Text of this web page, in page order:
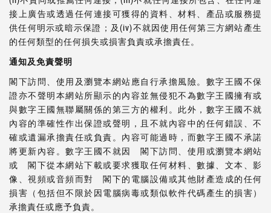
接上廣告或透過任何連接可獲得的資料、材料、產品或服務提
供任何明示或暗示保證；及(iv)不就因使用任何第三方網站產生
的任何類型的任何損失或損害負責或承擔責任。
通知及免責聲明
閣下訪問、使用及瀏覽本網站應自行承擔風險。數字王國不保
證亦不聲明本網站所顯示的內容並無侵犯不為數字王國擁有或
與數字王國無聯屬關係的第三方的權利。此外，數字王國不就
內容的準確性作出保證或聲明，且不就內容中的任何錯誤、不
確或遺漏承擔責任或負責。內容可能過時，而數字王國不承諾
將更新內容。數字王國不就因 閣下訪問、使用或瀏覽本網站
或 閣下從本網站下載或要求獲取任何材料、數據、文本、影
像、視頻或音頻而對 閣下的電腦設備或其他財產造成的任何
損害（包括但不限於因電腦病毒或類似軟件代碼產生的損害）
承擔責任或應予負責。